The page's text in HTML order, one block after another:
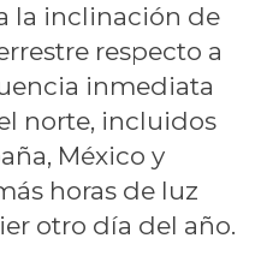
la inclinación de
respecto a
inmediata
norte, incluidos
México y
horas de luz
otro día del año.